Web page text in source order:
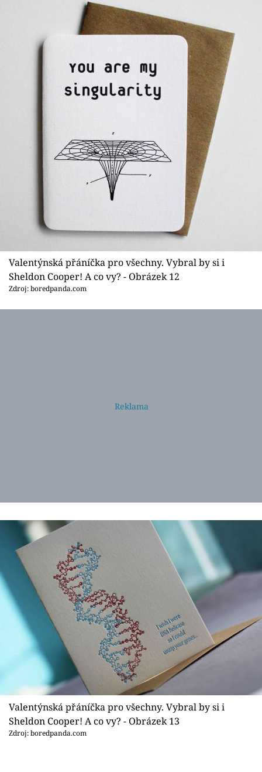
Valentýnská přáníčka pro všechny. Vybral by si i
Sheldon Cooper! A co vy? - Obrázek 12
Zdroj: boredpanda.com
Valentýnská přáníčka pro všechny. Vybral by si i
Sheldon Cooper! A co vy? - Obrázek 13
Zdroj: boredpanda.com